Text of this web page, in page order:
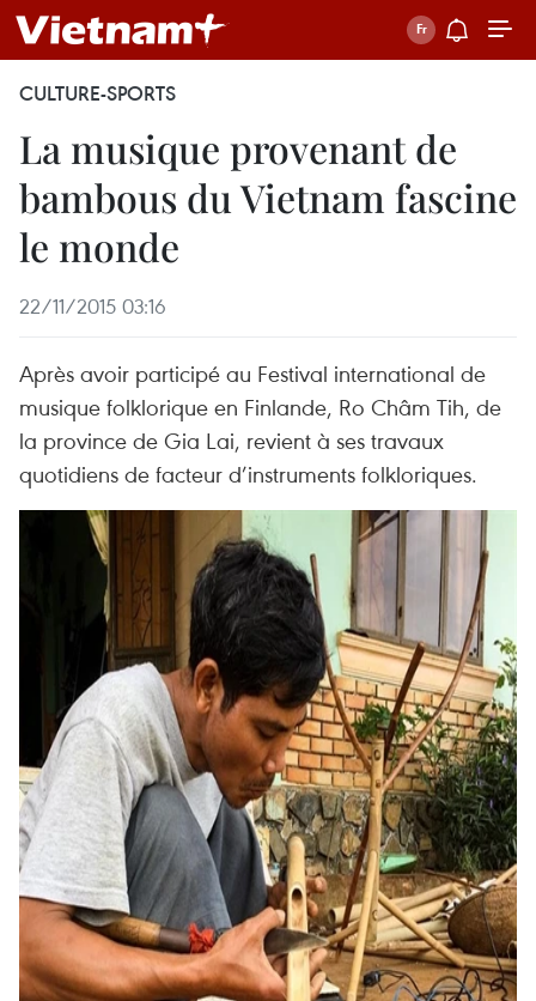
CULTURE-SPORTS
La musique provenant de
bambous du Vietnam fascine
le monde
22/11/2015 03:16
Après avoir participé au Festival international de
musique folklorique en Finlande, Ro Châm Tih, de
la province de Gia Lai, revient à ses travaux
quotidiens de facteur d’instruments folkloriques.